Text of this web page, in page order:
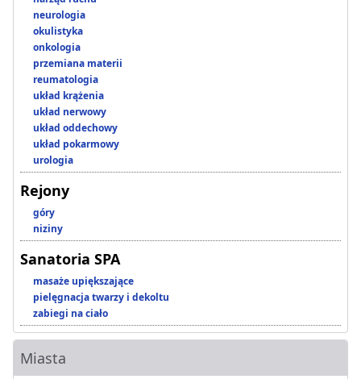
neurologia
okulistyka
onkologia
przemiana materii
reumatologia
układ krążenia
układ nerwowy
układ oddechowy
układ pokarmowy
urologia
Rejony
góry
niziny
Sanatoria SPA
masaże upiększające
pielęgnacja twarzy i dekoltu
zabiegi na ciało
Miasta